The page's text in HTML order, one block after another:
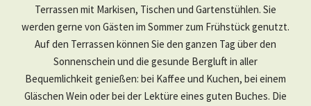
Terrassen mit Markisen, Tischen und Gartenstühlen. Sie
werden gerne von Gästen im Sommer zum Frühstück genutzt.
Auf den Terrassen können Sie den ganzen Tag über den
Sonnenschein und die gesunde Bergluft in aller
Bequemlichkeit genießen: bei Kaffee und Kuchen, bei einem
Gläschen Wein oder bei der Lektüre eines guten Buches. Die